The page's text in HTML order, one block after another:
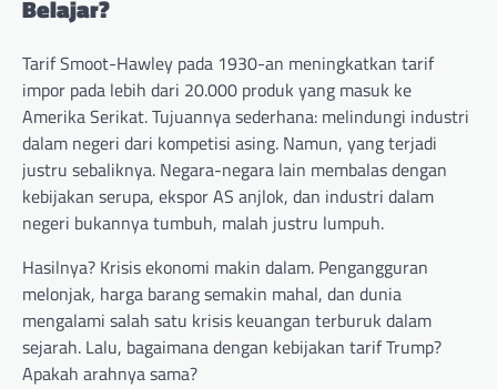
Belajar?
Tarif Smoot-Hawley pada 1930-an meningkatkan tarif
impor pada lebih dari 20.000 produk yang masuk ke
Amerika Serikat. Tujuannya sederhana: melindungi industri
dalam negeri dari kompetisi asing. Namun, yang terjadi
justru sebaliknya. Negara-negara lain membalas dengan
kebijakan serupa, ekspor AS anjlok, dan industri dalam
negeri bukannya tumbuh, malah justru lumpuh.
Hasilnya? Krisis ekonomi makin dalam. Pengangguran
melonjak, harga barang semakin mahal, dan dunia
mengalami salah satu krisis keuangan terburuk dalam
sejarah. Lalu, bagaimana dengan kebijakan tarif Trump?
Apakah arahnya sama?